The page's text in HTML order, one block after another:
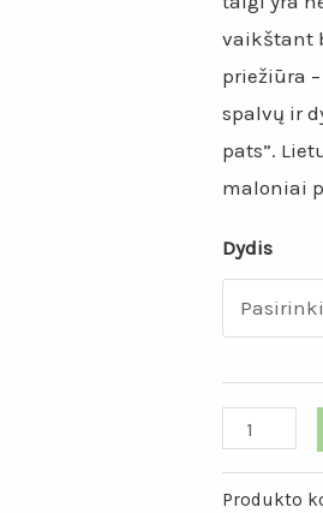
vaikštant
priežiūra
spalvų ir
pats”.
maloniai
Dydis
produkto
Garstyčių
Produkto